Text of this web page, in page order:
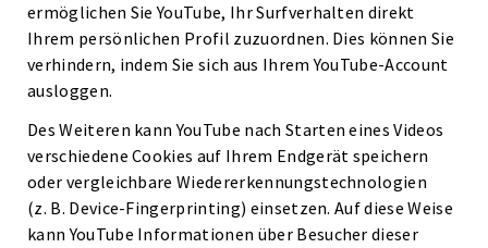
ermöglichen Sie YouTube, Ihr Surfverhalten direkt
Ihrem persönlichen Profil zuzuordnen. Dies können Sie
verhindern, indem Sie sich aus Ihrem YouTube-Account
ausloggen.
Des Weiteren kann YouTube nach Starten eines Videos
verschiedene Cookies auf Ihrem Endgerät speichern
oder vergleichbare Wiedererkennungstechnologien
(z. B. Device-Fingerprinting) einsetzen. Auf diese Weise
kann YouTube Informationen über Besucher dieser